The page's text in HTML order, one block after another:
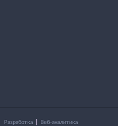
Разработка Веб-аналитика